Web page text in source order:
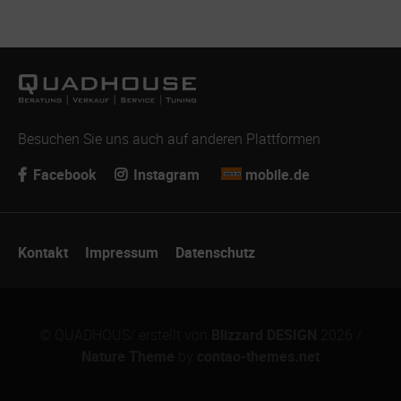
Besuchen Sie uns auch auf anderen Plattformen
Facebook
Instagram mobile.de
überspringen
Kontakt Impressum Datenschutz